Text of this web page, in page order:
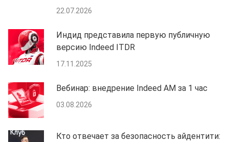
22.07.2026
Индид представила первую публичную
версию Indeed ITDR
17.11.2025
Вебинар: внедрение Indeed AM за 1 час
03.08.2026
Кто отвечает за безопасность айдентити: